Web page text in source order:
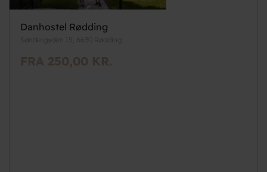
Danhostel Rødding
Søndergyden 15, 6630 Rødding
FRA 250,00 KR.